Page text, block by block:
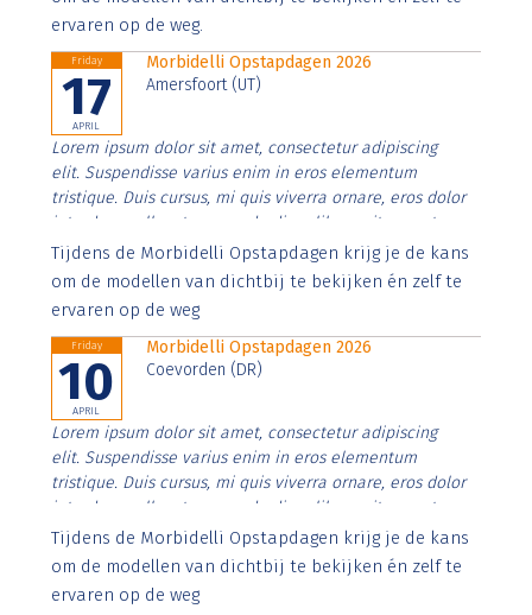
ervaren op de weg.
Friday
17
APRIL
Morbidelli Opstapdagen 2026
Amersfoort (UT)
Lorem ipsum dolor sit amet, consectetur adipiscing
elit. Suspendisse varius enim in eros elementum
tristique. Duis cursus, mi quis viverra ornare, eros dolor
interdum nulla, ut commodo diam libero vitae erat.
Aenean faucibus nibh et justo cursus id rutrum lorem
imperdiet. Nunc ut sem vitae risus tristique posuere.
Tijdens de Morbidelli Opstapdagen krijg je de kans
om de modellen van dichtbij te bekijken én zelf te
ervaren op de weg
Friday
10
APRIL
Morbidelli Opstapdagen 2026
Coevorden (DR)
Lorem ipsum dolor sit amet, consectetur adipiscing
elit. Suspendisse varius enim in eros elementum
tristique. Duis cursus, mi quis viverra ornare, eros dolor
interdum nulla, ut commodo diam libero vitae erat.
Aenean faucibus nibh et justo cursus id rutrum lorem
imperdiet. Nunc ut sem vitae risus tristique posuere.
Tijdens de Morbidelli Opstapdagen krijg je de kans
om de modellen van dichtbij te bekijken én zelf te
ervaren op de weg